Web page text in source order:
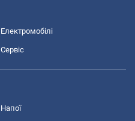
Електромобілі
Сервіс
Напої